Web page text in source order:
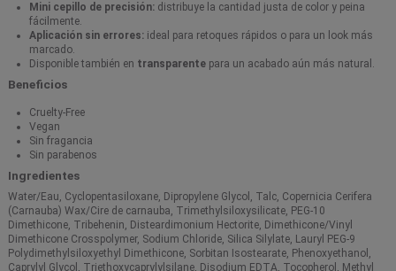
Mini cepillo de precisión: distribuye la cantidad justa de color y peina
fácilmente.
Aplicación sin errores: ideal para retoques rápidos o para un look más
marcado.
Disponible también en transparente para un acabado aún más natural.
Beneficios
Cruelty-Free
Vegan
Sin fragancia
Sin parabenos
Ingredientes
Water/Eau, Cyclopentasiloxane, Dipropylene Glycol, Talc, Copernicia Cerifera
(Carnauba) Wax/Cire de carnauba, Trimethylsiloxysilicate, PEG-10
Dimethicone, Tribehenin, Disteardimonium Hectorite, Dimethicone/Vinyl
Dimethicone Crosspolymer, Sodium Chloride, Silica Silylate, Lauryl PEG-9
Polydimethylsiloxyethyl Dimethicone, Sorbitan Isostearate, Phenoxyethanol,
Caprylyl Glycol, Triethoxycaprylylsilane, Disodium EDTA, Tocopherol, Methyl